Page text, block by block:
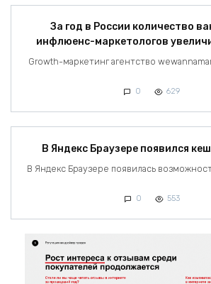
За год в России количество
инфлюенс-маркетологов
Growth-маркетинг агентство
0 629
В Яндекс Браузере появился
В Яндекс Браузере появилась
0 553